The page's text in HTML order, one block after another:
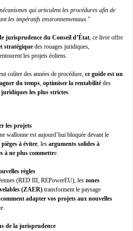
qui articulent les procédures afin de
les impératifs environnementaux."
jurisprudence du Conseil d’État, ce livre offre
stratégique des rouages juridiques,
les projets éoliens.
coûter des années de procédure, ce guide est un
du temps, optimiser la rentabilité des
les plus strictes.
les projets
wallonne est aujourd’hui bloquée devant le
pièges à éviter, les arguments solides à
à ne plus commettre.
règles
(RED III, REPowerEU), les zones
(ZAER) transforment le paysage
comment adapter vos projets aux nouvelles
de la jurisprudence